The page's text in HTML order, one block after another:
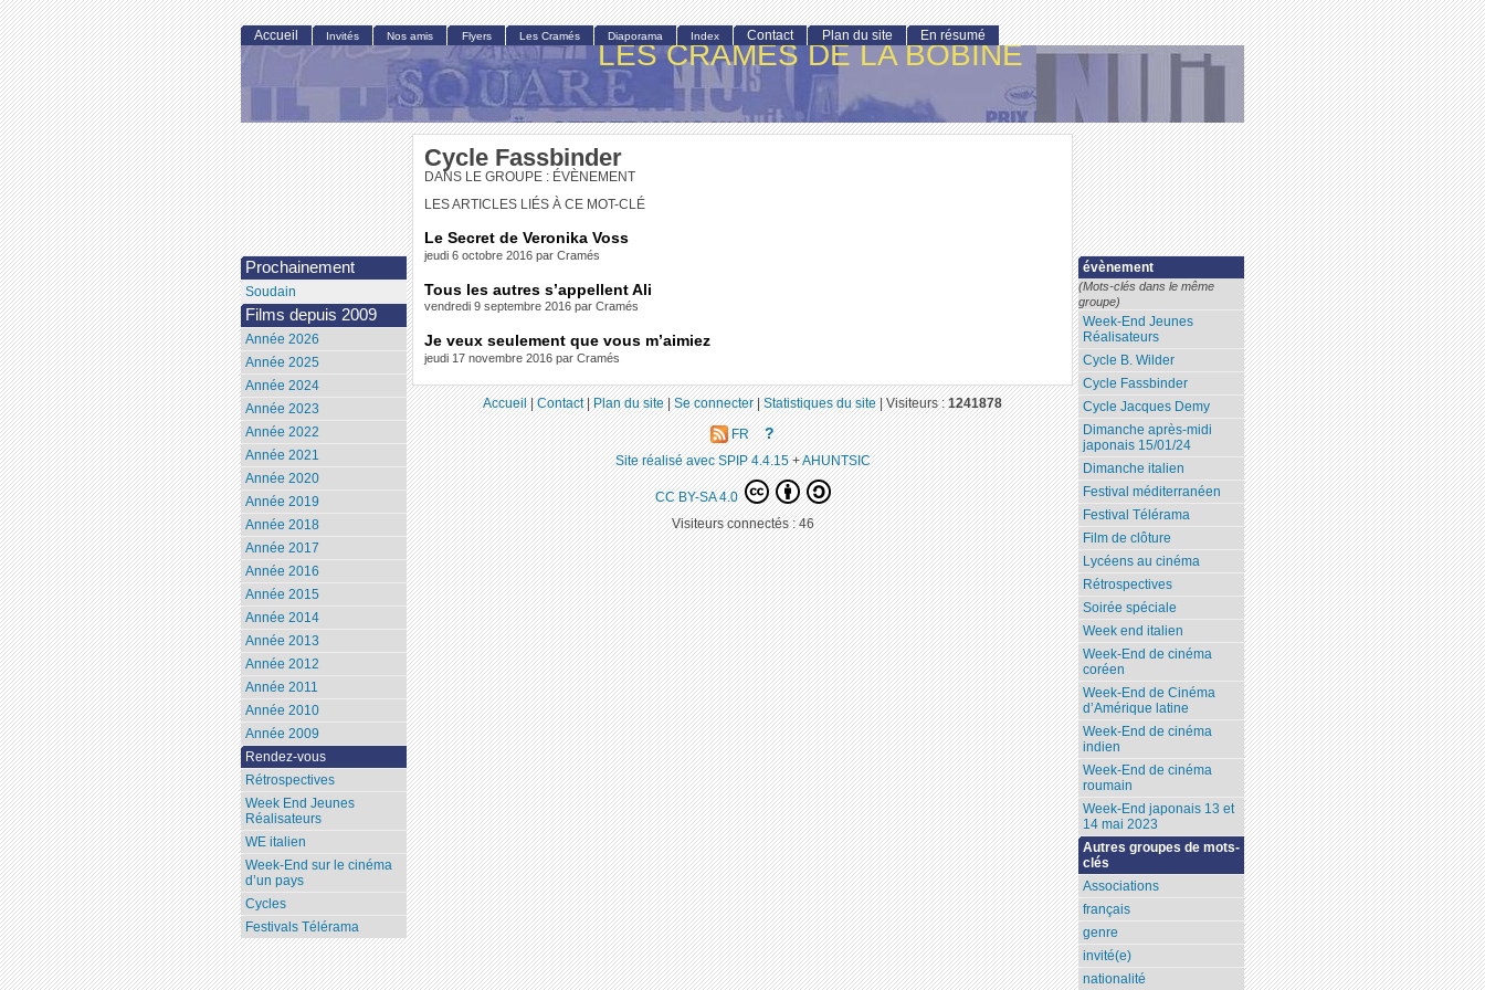
LES CRAMÉS DE LA BOBINE
Cycle Fassbinder
DANS LE GROUPE : ÉVÈNEMENT
LES ARTICLES LIÉS À CE MOT-CLÉ
Le Secret de Veronika Voss
jeudi 6 octobre 2016 par Cramés
Tous les autres s’appellent Ali
vendredi 9 septembre 2016 par Cramés
Je veux seulement que vous m’aimiez
jeudi 17 novembre 2016 par Cramés
évènement
(Mots-clés dans le même
groupe)
Week-End Jeunes
Réalisateurs
Cycle B. Wilder
Cycle Fassbinder
Cycle Jacques Demy
Dimanche après-midi
japonais 15/01/24
Dimanche italien
Festival méditerranéen
Festival Télérama
Film de clôture
Lycéens au cinéma
Rétrospectives
Soirée spéciale
Week end italien
Week-End de cinéma
coréen
Week-End de Cinéma
d’Amérique latine
Week-End de cinéma
indien
Week-End de cinéma
roumain
Week-End japonais 13 et
14 mai 2023
Autres groupes de mots-
clés
Associations
français
genre
invité(e)
nationalité
Accueil Invités Nos amis Flyers Les Cramés Diaporama Index Contact Plan du site En résumé
Prochainement
Soudain
Films depuis 2009
Année 2026
Année 2025
Année 2024
Année 2023
Année 2022
Année 2021
Année 2020
Année 2019
Année 2018
Année 2017
Année 2016
Année 2015
Année 2014
Année 2013
Année 2012
Année 2011
Année 2010
Année 2009
Rendez-vous
Rétrospectives
Week End Jeunes
Réalisateurs
WE italien
Week-End sur le cinéma
d’un pays
Cycles
Festivals Télérama
Accueil|Contact|Plan du site|Se connecter|Statistiques du site|Visiteurs :1241878
FR ?
Site réalisé avec SPIP 4.4.15+AHUNTSIC
CC BY-SA 4.0
Visiteurs connectés :46